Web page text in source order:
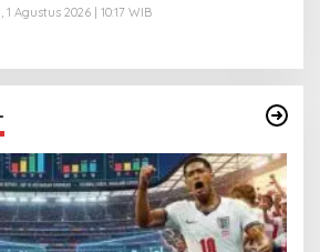
1 Agustus 2026 | 10:17 WIB